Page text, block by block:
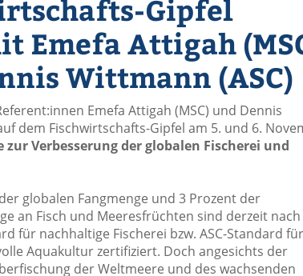
k
el
a
uf
ac
e
b
k
te
il
e
k
el
t
wi
er
n
k
el
a
uf
Li
k
e
te
il
e
n
n
d
Gipfel
Emefa Attigah
Wittmann (ASC)
Emefa Attigah (MSC) und Dennis
dem Fischwirtschafts-Gipfel am 5. und 6.
zur Verbesserung der globalen Fischerei und
globalen Fangmenge und 3 Prozent der
an Fisch und Meeresfrüchten sind derzeit nach
für nachhaltige Fischerei bzw. ASC-Standard
Aquakultur zertifiziert. Doch angesichts der
der Weltmeere und des wachsenden